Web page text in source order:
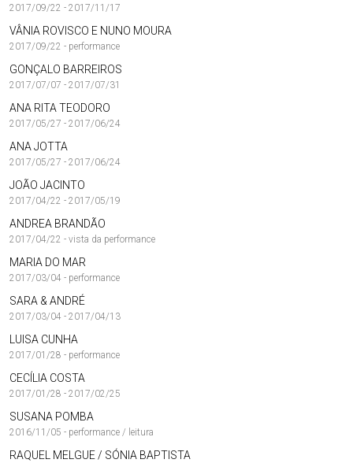
2017/09/22 - 2017/11/17
VÂNIA ROVISCO E NUNO MOURA
2017/09/22 - performance
GONÇALO BARREIROS
2017/07/07 - 2017/07/31
ANA RITA TEODORO
2017/05/27 - 2017/06/24
ANA JOTTA
2017/05/27 - 2017/06/24
JOÃO JACINTO
2017/04/22 - 2017/05/19
ANDREA BRANDÃO
2017/04/22 - vista da performance
MARIA DO MAR
2017/03/04 - performance
SARA & ANDRÉ
2017/03/04 - 2017/04/13
LUISA CUNHA
2017/01/28 - performance
CECÍLIA COSTA
2017/01/28 - 2017/02/25
SUSANA POMBA
2016/11/05 - performance / leitura
RAQUEL MELGUE / SÓNIA BAPTISTA